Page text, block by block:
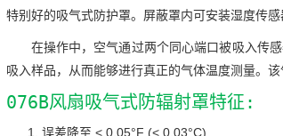
特别好的吸气式防护罩。屏蔽罩内可安装湿度传感
在操作中，空气通过两个同心端口被吸入传
吸入样品，从而能够进行真正的气体温度测量。
076B风扇吸气式防辐射罩特征:
误差降至 < 0.05°F (< 0.03°C)